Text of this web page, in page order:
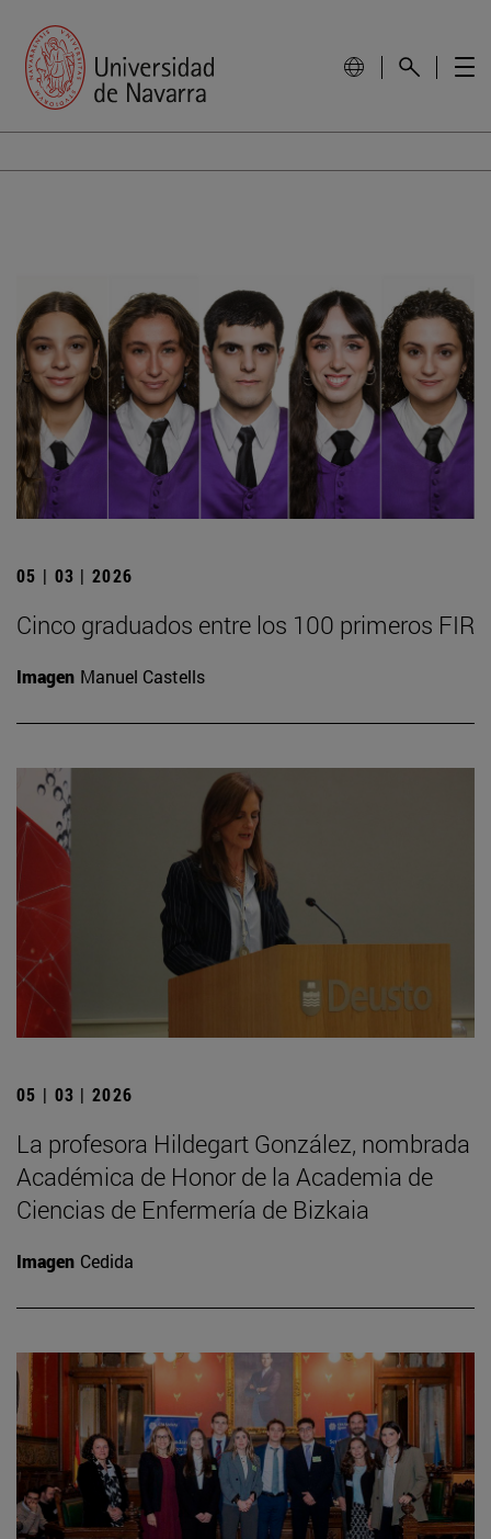
05 | 03 | 2026
Cinco graduados entre los 100 primeros FIR
Imagen Manuel Castells
05 | 03 | 2026
La profesora Hildegart González, nombrada
Académica de Honor de la Academia de
Ciencias de Enfermería de Bizkaia
Imagen Cedida